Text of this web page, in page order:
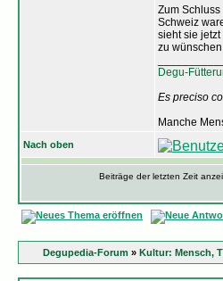
Zum
Schweiz
sieht sie
zu
Degu-
Es preciso
Manche
Nach oben
Beiträge der letzten Zeit
Degupedia-Forum » Kultur: Mensch,